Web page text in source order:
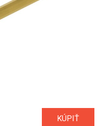
KÚPIŤ